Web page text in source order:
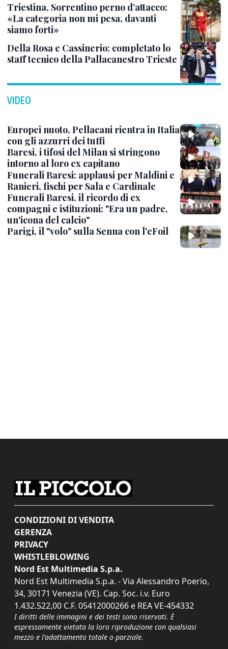
Triestina, Sorrentino perno d’attacco:
«La categoria non mi pesa, davanti
siamo forti»
Della Rosa e Cassinerio: completato lo
staff tecnico della Pallacanestro Trieste
VIDEO
Europei nuoto, Pellacani rientra in Italia
con gli azzurri dei tuffi
Baresi, i tifosi del Milan si stringono
intorno al loro ex capitano
Funerali Baresi: applausi per Maldini e
Ranieri, fischi per Sala e Cardinale
Funerali Baresi, il ricordo di ex
compagni e istituzioni: "Era un padre,
un'icona del calcio"
Parigi, il "volo" sulla Senna con l'eFoil
CONDIZIONI DI VENDITA
GERENZA
PRIVACY
WHISTLEBLOWING
Nord Est Multimedia S.p.a.
Nord Est Multimedia S.p.a. - Via Alessandro Poerio,
34, 30171 Venezia (VE). Cap. Soc. i.v. Euro
1.432.522,00 C.F. 05412000266 e REA VE-454332
I diritti delle immagini e dei testi sono riservati. È
espressamente vietata la loro riproduzione con qualsiasi
mezzo e l'adattamento totale o parziale.